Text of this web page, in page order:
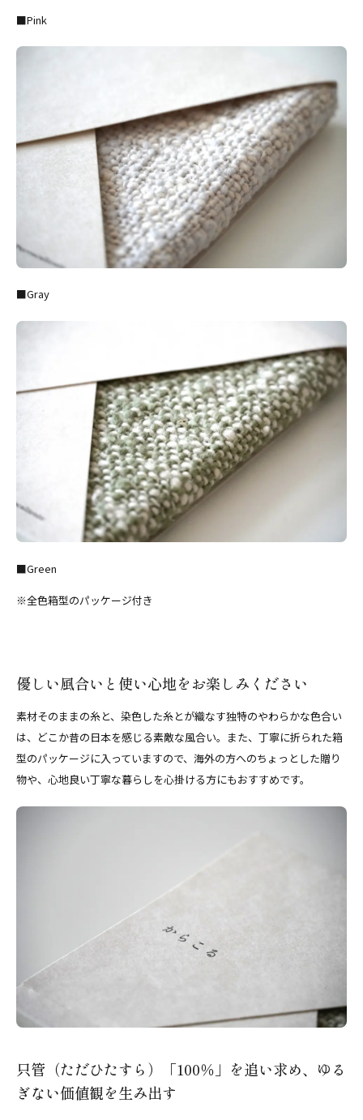
■Pink
■Gray
■Green
※全色箱型のパッケージ付き
優しい風合いと使い心地をお楽しみください
素材そのままの糸と、染色した糸とが織なす独特のやわらかな色合い
は、どこか昔の日本を感じる素敵な風合い。また、丁寧に折られた箱
型のパッケージに入っていますので、海外の方へのちょっとした贈り
物や、心地良い丁寧な暮らしを心掛ける方にもおすすめです。
只管（ただひたすら）「100％」を追い求め、ゆる
ぎない価値観を生み出す